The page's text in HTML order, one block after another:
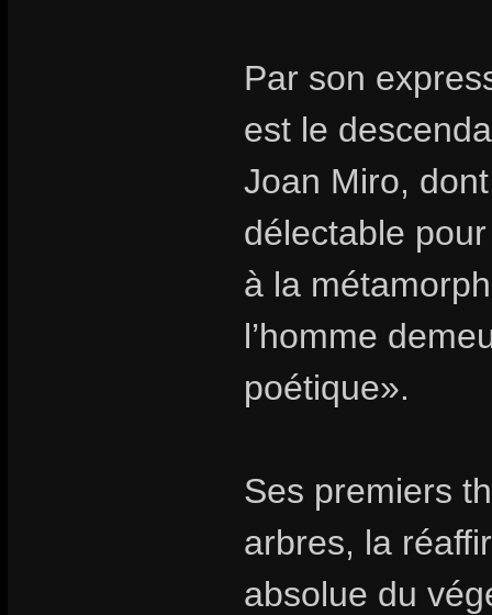
Par son
est le
Joan Miro,
délectable
à la
l’homme
poétique».
Ses premiers
arbres, la
absolue du